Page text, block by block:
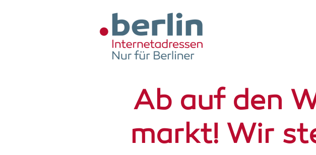
Zum Hauptinhalt springen
Ab auf den
markt! Wir